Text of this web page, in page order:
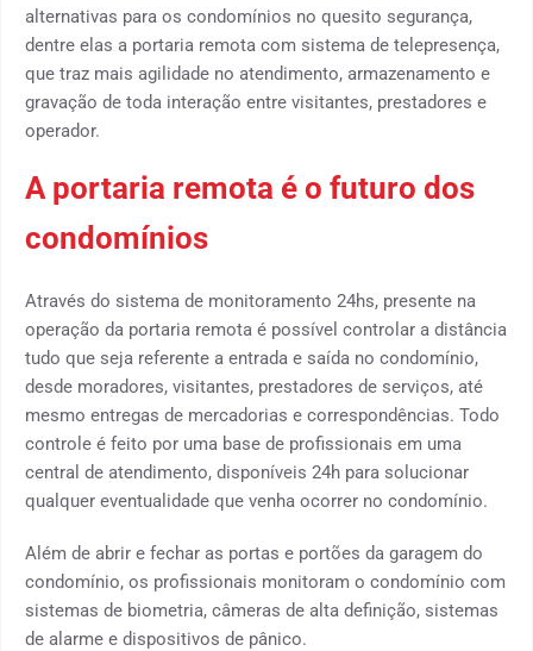
alternativas para os condomínios no quesito segurança,
dentre elas a portaria remota com sistema de telepresença,
que traz mais agilidade no atendimento, armazenamento e
gravação de toda interação entre visitantes, prestadores e
operador.
A portaria remota é o futuro dos
condomínios
Através do sistema de monitoramento 24hs, presente na
operação da portaria remota é possível controlar a distância
tudo que seja referente a entrada e saída no condomínio,
desde moradores, visitantes, prestadores de serviços, até
mesmo entregas de mercadorias e correspondências. Todo
controle é feito por uma base de profissionais em uma
central de atendimento, disponíveis 24h para solucionar
qualquer eventualidade que venha ocorrer no condomínio.
Além de abrir e fechar as portas e portões da garagem do
condomínio, os profissionais monitoram o condomínio com
sistemas de biometria, câmeras de alta definição, sistemas
de alarme e dispositivos de pânico.